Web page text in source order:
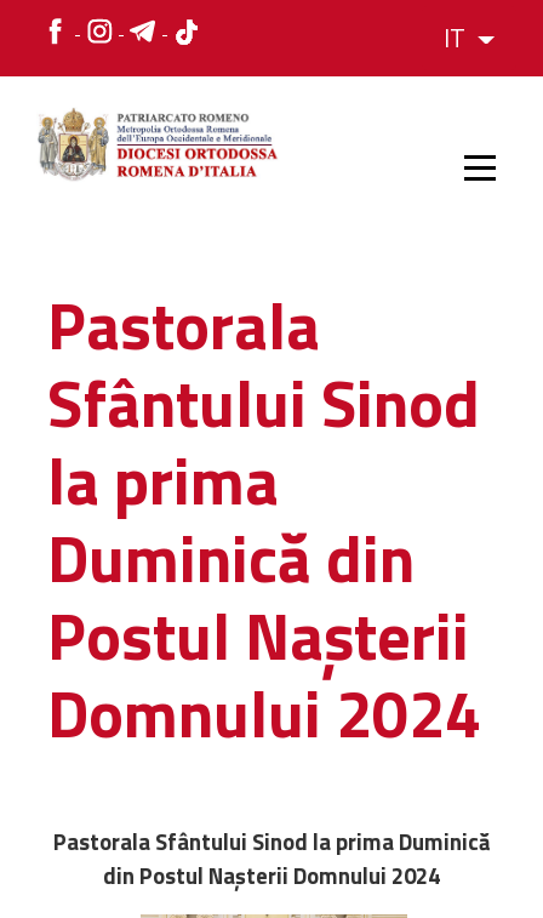
IT
STORIA
L'ORGANIZZAZIONE
La Struttura
Amministrativa
Monasteri,
chiese e
monumenti
Diaconie
Cimiteri
Parrocchie
Pastorala
Sfântului Sinod
la prima
Duminică din
Postul Nașterii
Domnului 2024
Pastorala Sfântului Sinod la prima Duminică
din Postul Nașterii Domnului 2024